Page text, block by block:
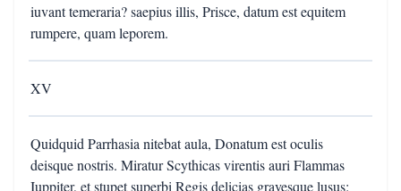
iuvant temeraria? saepius illis, Prisce, datum est equitem
rumpere, quam leporem.
XV
Quidquid Parrhasia nitebat aula, Donatum est oculis
deisque nostris. Miratur Scythicas virentis auri Flammas
Iuppiter, et stupet superbi Regis delicias gravesque lusus: